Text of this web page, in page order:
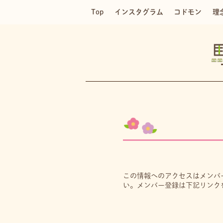
Top インスタグラム コドモン 理
この情報へのアクセスはメン
い。メンバー登録は下記リンク